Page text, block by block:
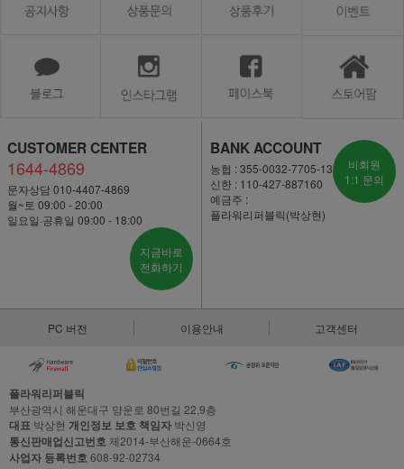
CUSTOMER CENTER
1644-4869
문자상담 010-4407-4869
월~토 09:00 - 20:00
일요일·공휴일 09:00 - 18:00
지금바로
전화하기
BANK ACCOUNT
농협 : 355-0032-7705-13
신한 : 110-427-887160
예금주 :
플라워리퍼블릭(박상현)
비회원
1:1 문의
PC 버전 이용안내 고객센터
플라워리퍼블릭
부산광역시 해운대구 양운로 80번길 22,9층
대표 박상현 개인정보 보호 책임자 박신영
통신판매업신고번호제2014-부산해운-0664호
사업자 등록번호608-92-02734